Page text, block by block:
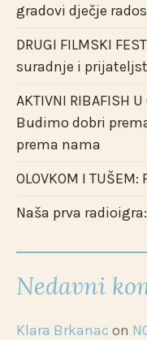
gradovi dječje
DRUGI FILMSKI
suradnje i
AKTIVNI RIBAFISH
Budimo dobri
prema nama
OLOVKOM I
Naša prva
Nedavni
Klara Brkanac on